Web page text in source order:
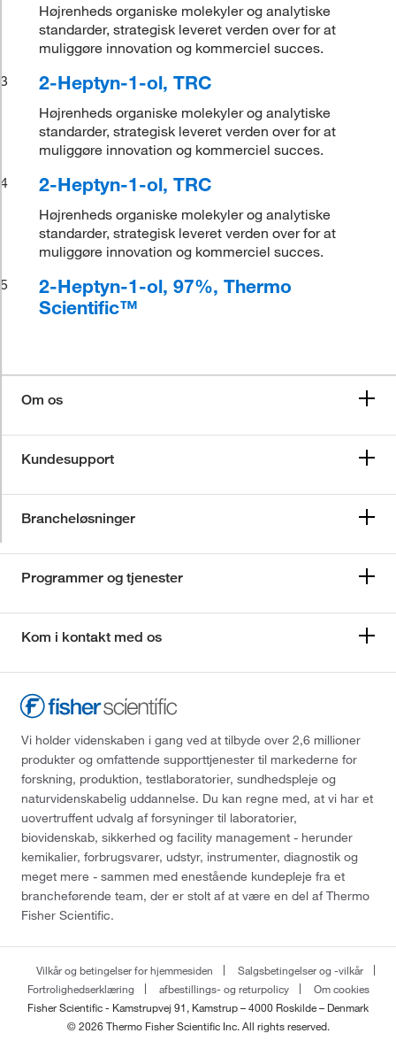
Højrenheds organiske molekyler og analytiske
standarder, strategisk leveret verden over for at
muliggøre innovation og kommerciel succes.
3
2-Heptyn-1-ol, TRC
Højrenheds organiske molekyler og analytiske
standarder, strategisk leveret verden over for at
muliggøre innovation og kommerciel succes.
4
2-Heptyn-1-ol, TRC
Højrenheds organiske molekyler og analytiske
standarder, strategisk leveret verden over for at
muliggøre innovation og kommerciel succes.
5
2-Heptyn-1-ol, 97%, Thermo
Scientific™
Om os
Kundesupport
Brancheløsninger
Programmer og tjenester
Kom i kontakt med os
Vi holder videnskaben i gang ved at tilbyde over 2,6 millioner
produkter og omfattende supporttjenester til markederne for
forskning, produktion, testlaboratorier, sundhedspleje og
naturvidenskabelig uddannelse. Du kan regne med, at vi har et
uovertruffent udvalg af forsyninger til laboratorier,
biovidenskab, sikkerhed og facility management - herunder
kemikalier, forbrugsvarer, udstyr, instrumenter, diagnostik og
meget mere - sammen med enestående kundepleje fra et
brancheførende team, der er stolt af at være en del af Thermo
Fisher Scientific.
Vilkår og betingelser for hjemmesiden
Salgsbetingelser og -vilkår
Fortrolighedserklæring
afbestillings- og returpolicy
Om cookies
Fisher Scientific - Kamstrupvej 91, Kamstrup – 4000 Roskilde – Denmark
© 2026 Thermo Fisher Scientific Inc. All rights reserved.